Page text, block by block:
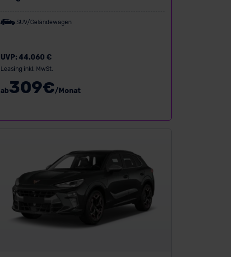
SUV/Geländewagen
UVP:44.060 €
Leasing inkl. MwSt.
ab309€/Monat